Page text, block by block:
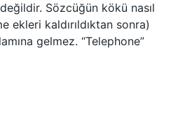
Sözcüğün kökü nasıl
ekleri kaldırıldıktan sonra)
gelmez. “Telephone”